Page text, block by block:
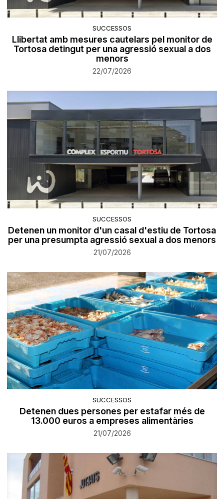
SUCCESSOS
Llibertat amb mesures cautelars pel monitor de
Tortosa detingut per una agressió sexual a dos
menors
22/07/2026
SUCCESSOS
Detenen un monitor d'un casal d'estiu de Tortosa
per una presumpta agressió sexual a dos menors
21/07/2026
SUCCESSOS
Detenen dues persones per estafar més de
13.000 euros a empreses alimentàries
21/07/2026